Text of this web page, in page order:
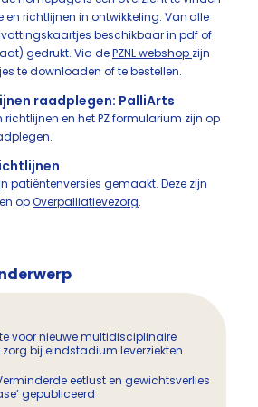
en richtlijnen in ontwikkeling. Van alle
beschikbaar in pdf of
gedrukt. Via dePZNL webshop zijn
te downloaden of te bestellen.
raadplegen: PalliArts
en het PZ formularium zijn op
patiëntenversies gemaakt. Deze zijn
opOverpalliatievezorg.
voor nieuwe multidisciplinaire
bij eindstadium leverziekten
eetlust en gewichtsverlies
gepubliceerd